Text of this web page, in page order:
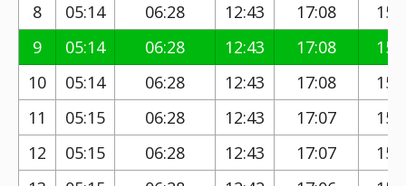
8
05:14 06:28 12:43 17:08
9
05:14 06:28 12:43 17:08
10
05:14 06:28 12:43 17:08
11
05:15 06:28 12:43 17:07
12
05:15 06:28 12:43 17:07